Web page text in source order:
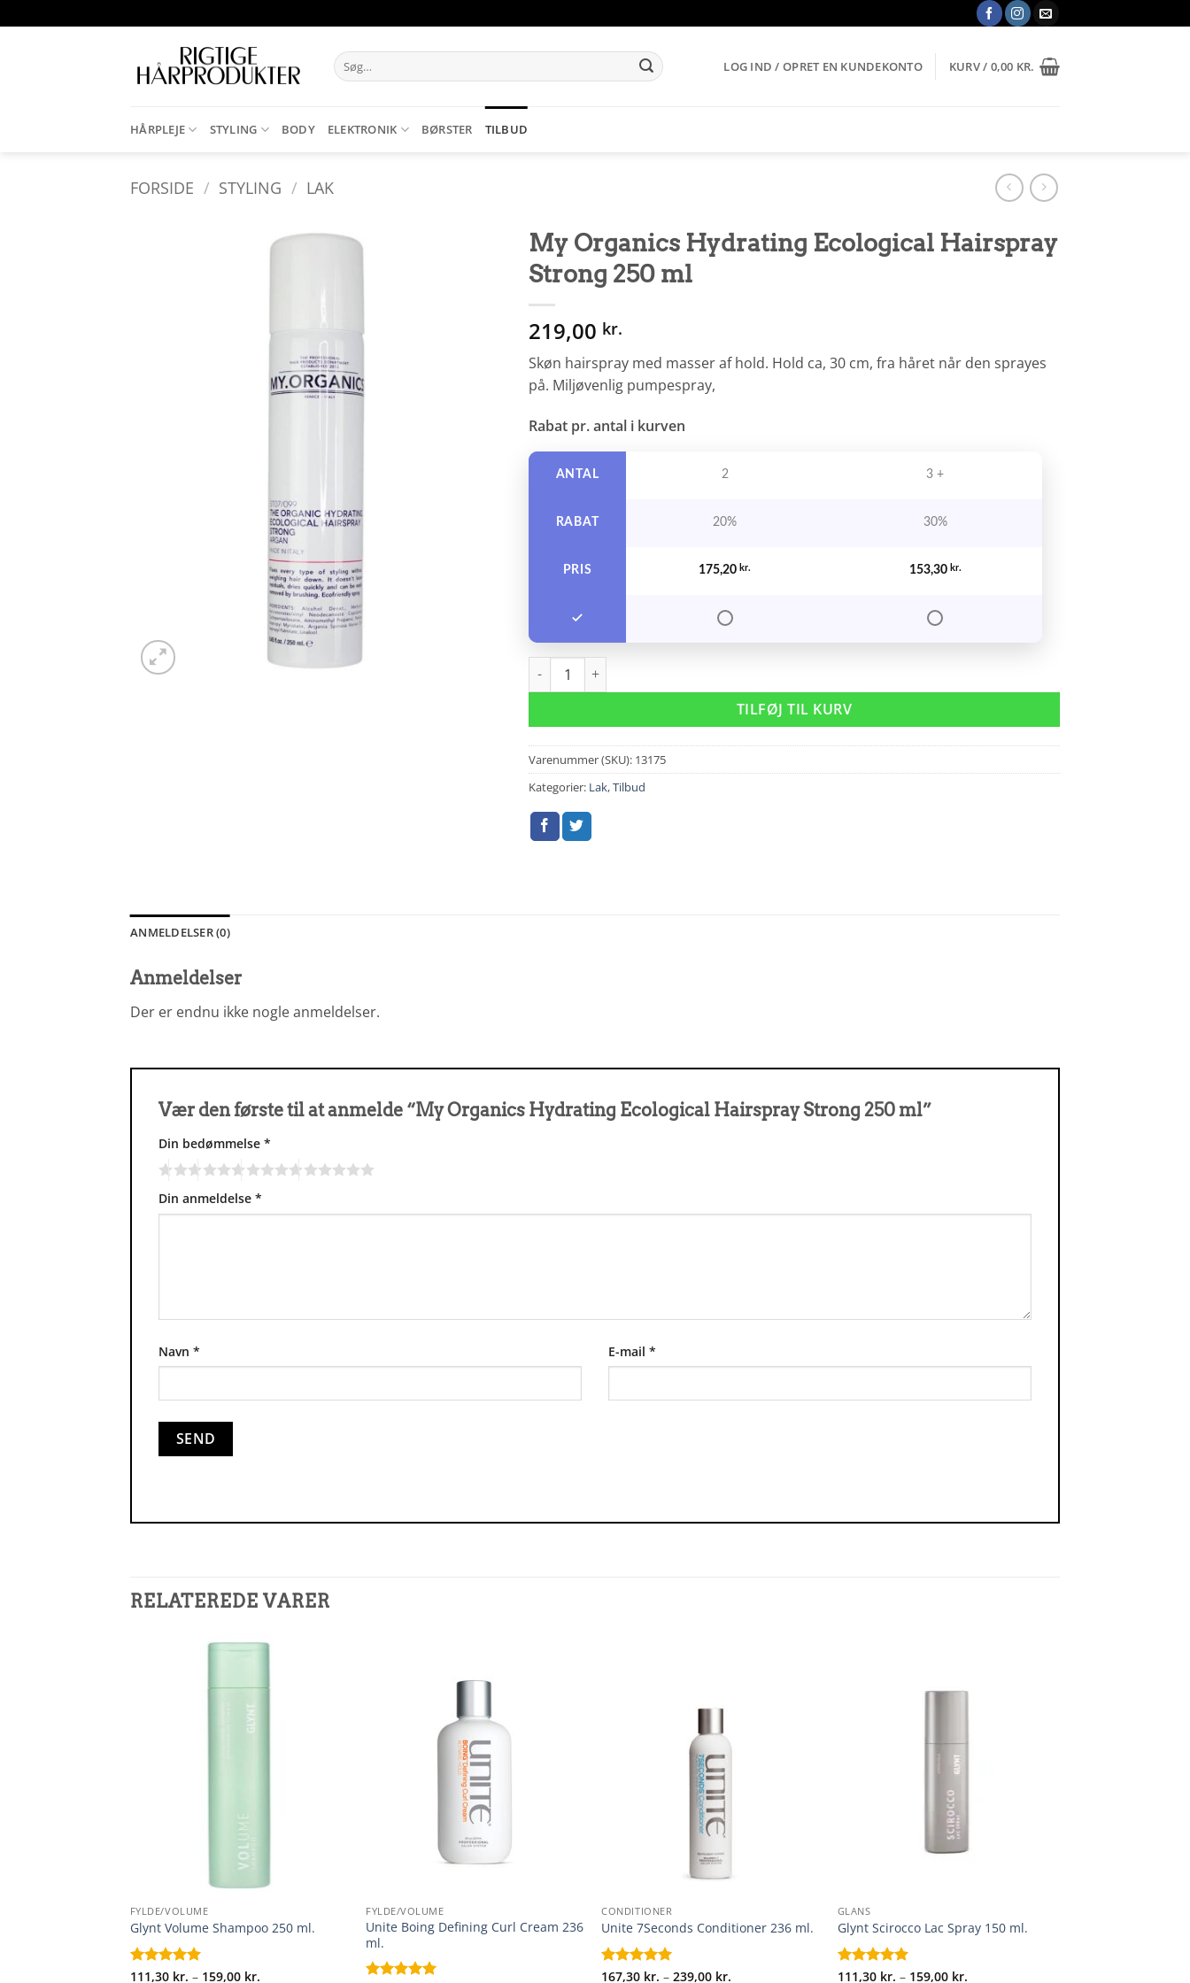
til
Søg
efter:
LOG IND / OPRET EN KUNDEKONTO KURV / 0,00 KR.
HÅRPLEJE STYLING BODY ELEKTRONIK BØRSTER TILBUD
FORSIDE / STYLING / LAK
My Organics Hydrating Ecological Hairspray
Strong 250 ml
219,00 kr.
Skøn hairspray med masser af hold. Hold ca, 30 cm, fra håret når den sprayes
på. Miljøvenlig pumpespray,
Rabat pr. antal i kurven
ANTAL
RABAT
PRIS
2 3 +
20% 30%
175,20 kr. 153,30 kr.
My Organics Hydrating Ecological Hairspray Strong 250 ml antal
TILFØJ TIL KURV
Varenummer (SKU): 13175
Kategorier: Lak,Tilbud
ANMELDELSER (0)
Anmeldelser
Der er endnu ikke nogle anmeldelser.
Vær den første til at anmelde “My Organics Hydrating Ecological Hairspray Strong 250 ml”
Din bedømmelse *
Din anmeldelse *
Navn * E-mail *
RELATEREDE VARER
FYLDE/VOLUME
Glynt Volume Shampoo 250 ml.
Vurderet 5
111,30 kr. – 159,00 kr.
FYLDE/VOLUME
Unite Boing Defining Curl Cream 236
ml.
CONDITIONER
Unite 7Seconds Conditioner 236 ml.
Vurderet 5
167,30 kr. – 239,00 kr.
GLANS
Glynt Scirocco Lac Spray 150 ml.
Vurderet 5
111,30 kr. – 159,00 kr.